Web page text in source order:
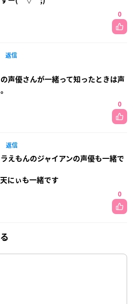
0
返信
声優さんが一緒って知ったときは声
0
返信
えもんのジャイアンの声優も一緒で
にぃも一緒です
0